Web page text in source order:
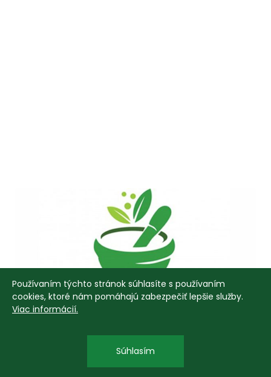
Používaním týchto stránok súhlasíte s používaním
cookies, ktoré nám pomáhajú zabezpečiť lepšie služby.
Viac informácií.
Súhlasím